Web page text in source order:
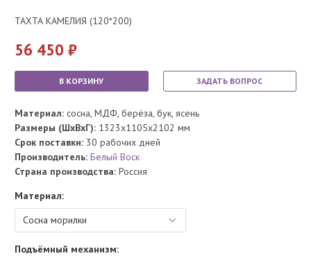
ТАХТА КАМЕЛИЯ (120*200)
56 450
В КОРЗИНУ ЗАДАТЬ ВОПРОС
Материал: сосна, МДФ, берёза, бук, ясень
Размеры (ШхВхГ): 1323x1105x2102 мм
Срок поставки: 30 рабочих дней
Производитель: Белый Воск
Страна производства: Россия
Материал:
Подъёмный механизм: